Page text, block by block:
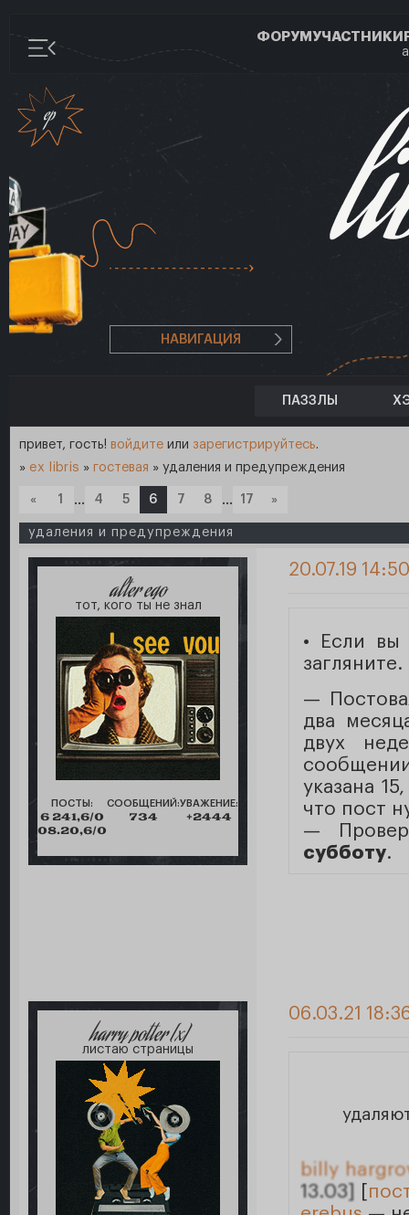
ФОРУМУЧАСТНИКИ
НАВИГАЦИЯ
ПАЗЗЛЫ
привет, гость! войдите или зарегистрируйтесь.
» ex libris » гостевая » удаления и предупреждения
« 1 … 4 5 6 7 8 … 17 »
удаления и предупреждения
alter ego
тот, кого ты не знал
ПОСТЫ:
6 241,6/0
08.20,6/0
СООБЩЕНИЙ:
734
УВАЖЕНИЕ:
+2444
20.07.19
• Если вы
загляните.
—
два
двух
указана
что пост
—
субботу.
harry potter [x]
листаю страницы
06.03.21
billy
13.03]
[